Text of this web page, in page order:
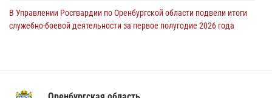
В Управлении Росгвардии по Оренбургской области подвели итоги
служебно-боевой деятельности за первое полугодие 2026 года